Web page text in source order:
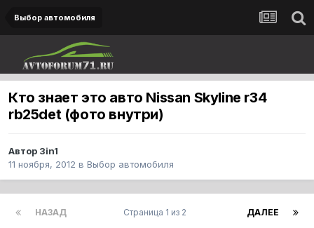
Выбор автомобиля
Кто знает это авто Nissan Skyline r34
rb25det (фото внутри)
Автор 3in1
11 ноября, 2012 в Выбор автомобиля
НАЗАД ДАЛЕЕ
Страница 1 из 2